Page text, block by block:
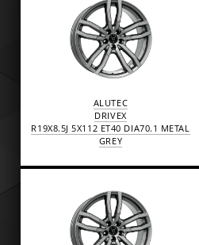
ALUTEC
DRIVEX
R19X8.5J 5X112 ET40 DIA70.1 METAL
GREY